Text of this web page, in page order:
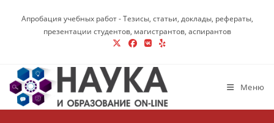
содержимому
Апробация учебных работ - Тезисы, статьи, доклады, рефераты,
презентации студентов, магистрантов, аспирантов
Меню